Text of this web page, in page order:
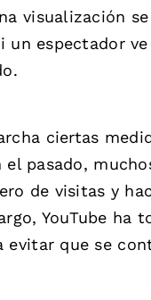
visualización
espectador
ciertas
el pasado,
de visitas y
YouTube ha
evitar que se